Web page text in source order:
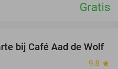
Gratis
41%
bij Café Aad de Wolf
9.8 star